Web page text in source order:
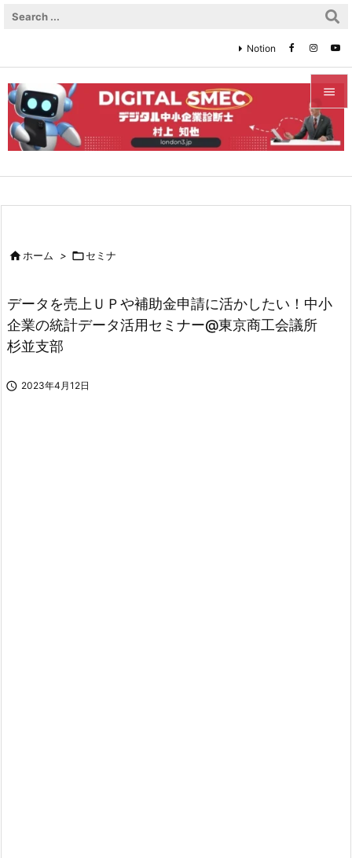


メニュ

検索
Notion
ホーム > セミナ
データを売上ＵＰや補助金申請に活かしたい！中小
企業の統計データ活用セミナー@東京商工会議所
杉並支部
 2023年4月12日